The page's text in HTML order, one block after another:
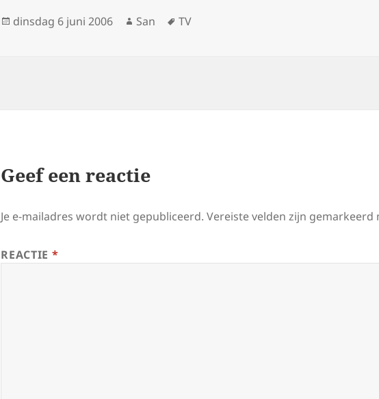
Geplaatst
dinsdag 6 juni 2006 Auteur
San Tags
TV
Geef een reactie
Je e-mailadres wordt niet gepubliceerd. Vereiste velden zijn
REACTIE *